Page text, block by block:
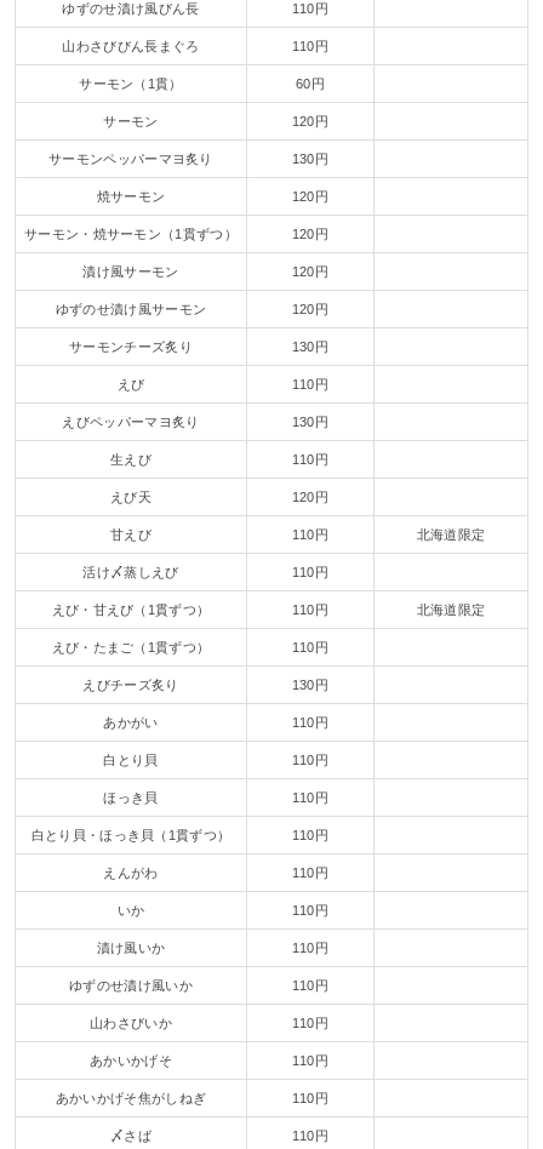
ゆずのせ漬け風びん長 110円
山わさびびん長まぐろ 110円
サーモン（1貫） 60円
サーモン 120円
サーモンペッパーマヨ炙り 130円
焼サーモン 120円
サーモン・焼サーモン（1貫ずつ） 120円
漬け風サーモン 120円
ゆずのせ漬け風サーモン 120円
サーモンチーズ炙り 130円
えび 110円
えびペッパーマヨ炙り 130円
生えび 110円
えび天 120円
甘えび 110円 北海道限定
活け〆蒸しえび 110円
えび・甘えび（1貫ずつ） 110円 北海道限定
えび・たまご（1貫ずつ） 110円
えびチーズ炙り 130円
あかがい 110円
白とり貝 110円
ほっき貝 110円
白とり貝・ほっき貝（1貫ずつ） 110円
えんがわ 110円
いか 110円
漬け風いか 110円
ゆずのせ漬け風いか 110円
山わさびいか 110円
あかいかげそ 110円
あかいかげそ焦がしねぎ 110円
〆さば 110円